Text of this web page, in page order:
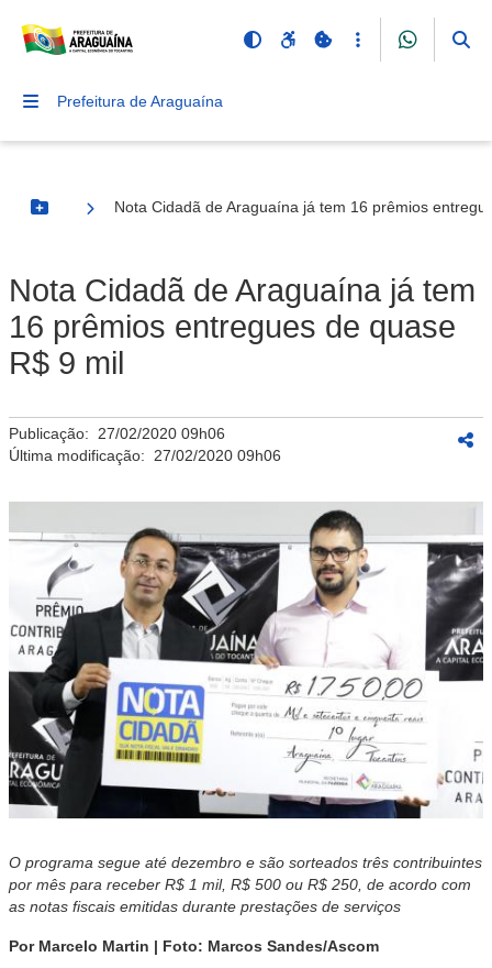
Prefeitura de Araguaína
Botão Menu
Nota Cidadã de Araguaína já tem 16 prêmios
Nota Cidadã de Araguaína já tem
16 prêmios entregues de quase
R$ 9 mil
Publicação: 27/02/2020 09h06
Última modificação: 27/02/2020 09h06
O programa segue até dezembro e são sorteados três contribuintes
por mês para receber R$ 1 mil, R$ 500 ou R$ 250, de acordo com
as notas fiscais emitidas durante prestações de serviços
Por Marcelo Martin | Foto: Marcos Sandes/Ascom